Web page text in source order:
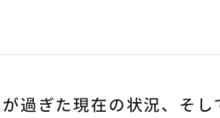
過ぎた現在の状況、そし